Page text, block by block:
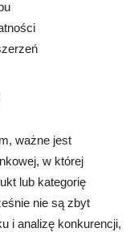
ważne jest
w której
lub kategorię
nie są zbyt
i analizę konkurencji,